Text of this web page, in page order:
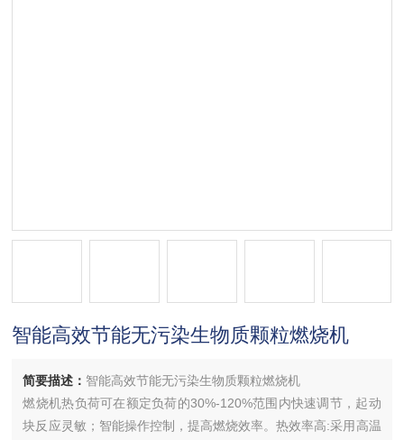
智能高效节能无污染生物质颗粒燃烧机
简要描述： 智能高效节能无污染生物质颗粒燃烧机
燃烧机热负荷可在额定负荷的30%-120%范围内快速调节，起动
块反应灵敏；智能操作控制，提高燃烧效率。热效率高:采用高温